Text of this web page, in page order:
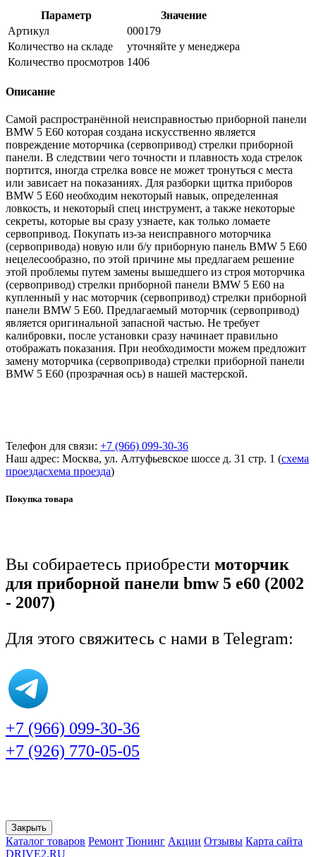
Параметр
Значение
Артикул
000179
Количество на складе
уточняйте у менеджера
Количество просмотров 1406
Описание
Самой распространённой неисправностью приборной панели
BMW 5 E60 которая создана искусственно является
повреждение моторчика (сервопривод) стрелки приборной
панели. В следствии чего точности и плавность хода стрелок
портится, иногда стрелка вовсе не может тронуться с места
или зависает на показаниях. Для разборки щитка приборов
BMW 5 E60 необходим некоторый навык, определенная
ловкость, и некоторый спец инструмент, а также некоторые
секреты, которые вы сразу узнаете, как только ломаете
сервопривод. Покупать из-за неисправного моторчика
(сервопривода) новую или б/у приборную панель BMW 5 E60
нецелесообразно, по этой причине мы предлагаем решение
этой проблемы путем замены вышедшего из строя моторчика
(сервопривод) стрелки приборной панели BMW 5 E60 на
купленный у нас моторчик (сервопривод) стрелки приборной
панели BMW 5 E60. Предлагаемый моторчик (сервопривод)
является оригинальной запасной частью. Не требует
калибровки, после установки сразу начинает правильно
отображать показания. При необходимости можем предложит
замену моторчика (сервопривода) стрелки приборной панели
BMW 5 E60 (прозрачная ось) в нашей мастерской.
Телефон для связи: +7 (966) 099-30-36
Наш адрес: Москва, ул. Алтуфьевское шоссе д. 31 стр. 1 (схема
проездасхема проезда)
Покупка товара
Вы собираетесь приобрести моторчик
для приборной панели bmw 5 e60 (2002
- 2007)
Для этого свяжитесь с нами в Telegram:
+7 (966) 099-30-36
+7 (926) 770-05-05
Закрыть
Каталог товаров Ремонт Тюнинг Акции Отзывы Карта сайта
DRIVE2.RU